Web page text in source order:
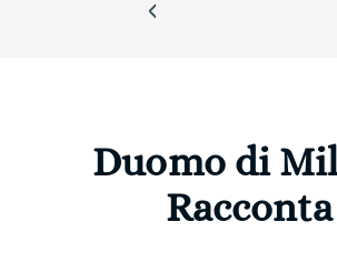
‹
Duomo di
Racconta